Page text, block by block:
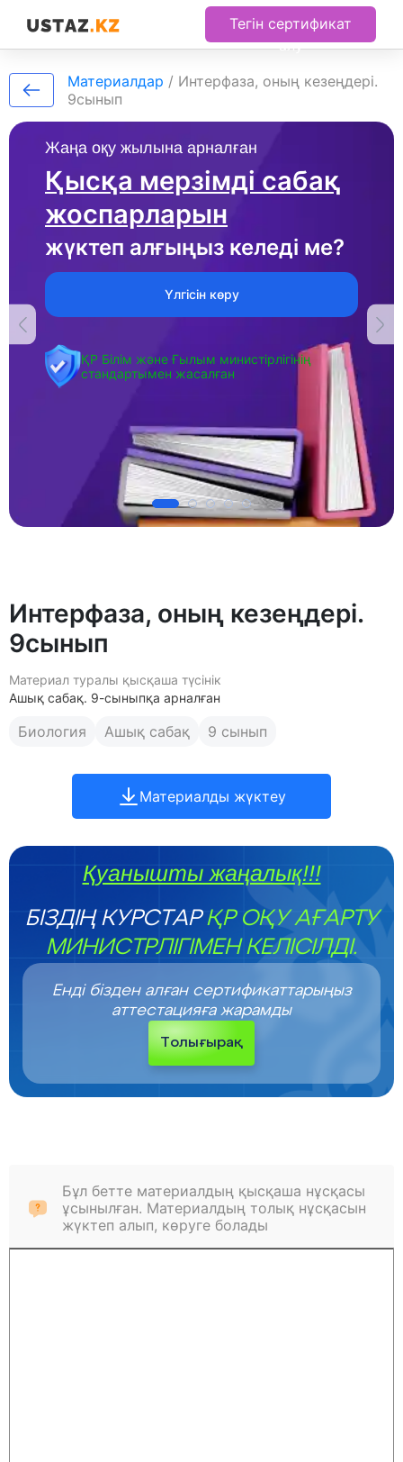
Тегін сертификат
алу
Жаңа оқу жылына арналған
Қысқа мерзімді сабақ
жоспарларын
жүктеп алғыңыз келеді ме?
Үлгісін көру
ҚР Білім және Ғылым министірлігінің
стандартымен жасалған
Материалдар / Интерфаза, оның кезеңдері.
9сынып
Интерфаза, оның кезеңдері.
9сынып
Материал туралы қысқаша түсінік
Ашық сабақ. 9-сыныпқа арналған
Биология Ашық сабақ 9 сынып
Материалды жүктеу
Қуанышты жаңалық!!!
БІЗДІҢ КУРСТАРҚР ОҚУ АҒАРТУ
МИНИСТРЛІГІМЕН КЕЛІСІЛДІ.
Енді бізден алған сертификаттарыңыз
аттестацияға жарамды
Толығырақ
Бұл бетте материалдың қысқаша нұсқасы
ұсынылған. Материалдың толық нұсқасын
жүктеп алып, көруге болады